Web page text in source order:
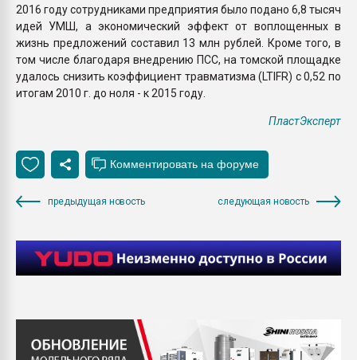
2016 году сотрудниками предприятия было подано 6,8 тысяч
идей УМШ, а экономический эффект от воплощенных в
жизнь предложений составил 13 млн рублей. Кроме того, в
том числе благодаря внедрению ПСС, на томской площадке
удалось снизить коэффициент травматизма (LTIFR) с 0,52 по
итогам 2010 г. до ноля - к 2015 году.
ПластЭксперт
предыдущая новость следующая новость